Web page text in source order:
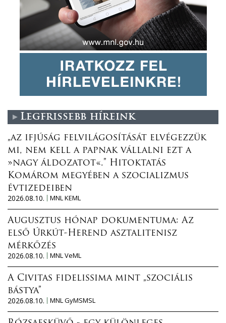
Legfrissebb híreink
„az ifjúság felvilágosítását elvégezzük
mi, nem kell a papnak vállalni ezt a
»nagy áldozatot«.” Hitoktatás
Komárom megyében a szocializmus
évtizedeiben
2026.08.10.
MNL KEML
Augusztus hónap dokumentuma: Az
első Úrkút-Herend asztalitenisz
mérkőzés
2026.08.10.
MNL VeML
A Civitas fidelissima mint „szociális
bástya”
2026.08.10.
MNL GyMSMSL